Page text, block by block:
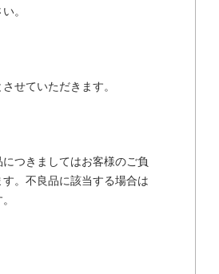
。
せていただきます。
つきましてはお客様のご負
。不良品に該当する場合は